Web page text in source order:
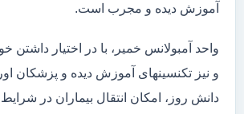
آموزش دیده و مجرب است.
واحد آمبولانس خمیر، با در اختیار
و نیز تکنسینهای آموزش دیده و پزشکان